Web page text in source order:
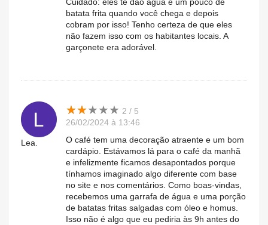
batata frita quando você chega e depois
cobram por isso! Tenho certeza de que eles
não fazem isso com os habitantes locais. A
garçonete era adorável.
Lea.
★★★★★
★★★★★ 2 / 5
26/02/2024 à 13:46
O café tem uma decoração atraente e um bom
cardápio. Estávamos lá para o café da manhã
e infelizmente ficamos desapontados porque
tínhamos imaginado algo diferente com base
no site e nos comentários. Como boas-vindas,
recebemos uma garrafa de água e uma porção
de batatas fritas salgadas com óleo e homus.
Isso não é algo que eu pediria às 9h antes do